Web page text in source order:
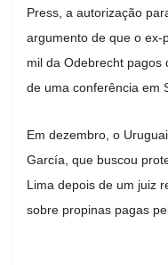
Press, a autorização
argumento de que o ex-
mil da Odebrecht pagos
de uma conferência em
Em dezembro, o
García, que buscou
Lima depois de um juiz
sobre propinas pagas